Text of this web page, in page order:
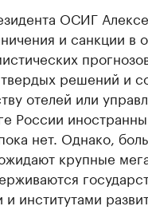
ОСИГ
и санкции в
решений и
отелей или
России
нет. Однако,
крупные
институтами